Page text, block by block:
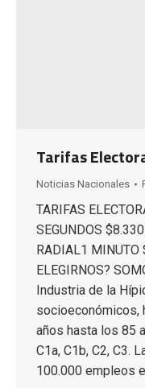
Tarifas
Noticias Nacionales
TARIFAS
SEGUNDOS
RADIAL1 MINUTO
ELEGIRNOS?
Industria de la
socioeconómicos,
años hasta los 85
C1a, C1b, C2, C3.
100.000 empleos